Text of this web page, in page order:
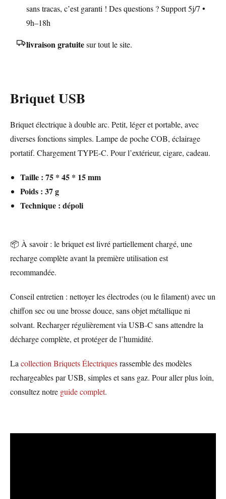
sans tracas, c’est garanti ! Des questions ? Support 5j/7 •
9h–18h
livraison gratuitesur tout le site.
Briquet USB
Briquet électrique à double arc. Petit, léger et portable, avec
diverses fonctions simples. Lampe de poche COB, éclairage
portatif. Chargement TYPE-C. Pour l’extérieur, cigare, cadeau.
Taille : 75 * 45 * 15 mm
Poids : 37 g
Technique : dépoli
📦 À savoir : le briquet est livré partiellement chargé, une
recharge complète avant la première utilisation est
recommandée.
Conseil entretien : nettoyer les électrodes (ou le filament) avec un
chiffon sec ou une brosse douce, sans objet métallique ni
solvant. Recharger régulièrement via USB-C sans attendre la
décharge complète, et protéger de l’humidité.
La collection Briquets Électriquesrassemble des modèles
rechargeables par USB, simples et sans gaz. Pour aller plus loin,
consultez notre guide complet.